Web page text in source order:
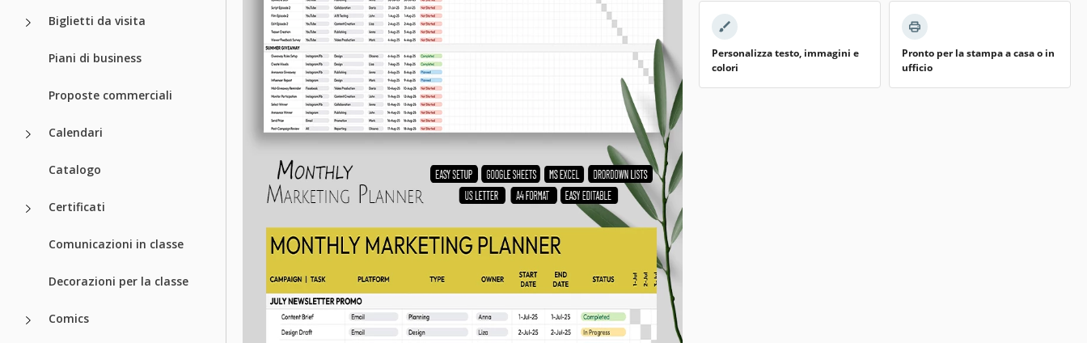
Biglietti da visita
Piani di business
Proposte commerciali
Calendari
Catalogo
Certificati
Comunicazioni in classe
Decorazioni per la classe
Comics
Personalizza testo, immagini e
colori
Pronto per la stampa a casa o in
ufficio